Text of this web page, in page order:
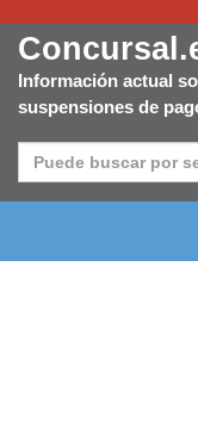
Información actual
suspensiones de